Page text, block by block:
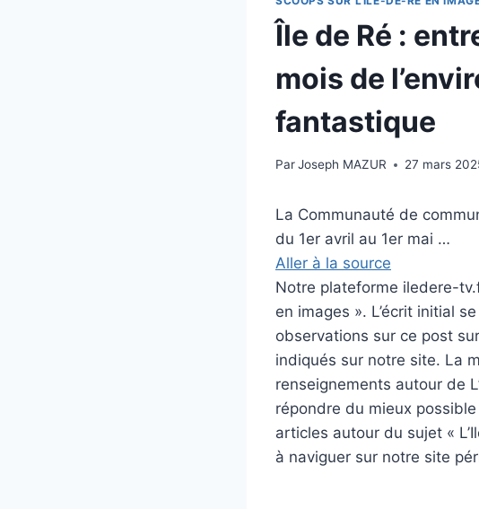
Île de Ré :
mois de
fantastique
ParJoseph MAZUR 27 mars
La Communauté de
du 1er avril au 1er mai …
Aller à la source
Notre plateforme iledere-
en images ». L’écrit initial
observations sur ce post
indiqués sur notre site. La
renseignements autour de
répondre du mieux
articles autour du sujet «
à naviguer sur notre site